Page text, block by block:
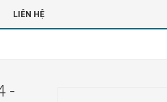
LIÊN HỆ
-